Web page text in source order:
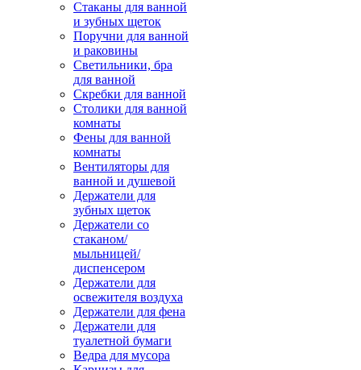
Стаканы для ванной
и зубных щеток
Поручни для ванной
и раковины
Светильники, бра
для ванной
Скребки для ванной
Столики для ванной
комнаты
Фены для ванной
комнаты
Вентиляторы для
ванной и душевой
Держатели для
зубных щеток
Держатели со
стаканом/
мыльницей/
диспенсером
Держатели для
освежителя воздуха
Держатели для фена
Держатели для
туалетной бумаги
Ведра для мусора